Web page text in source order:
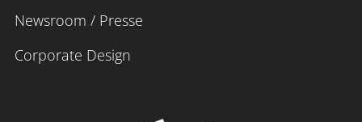
Newsroom / Presse
Corporate Design